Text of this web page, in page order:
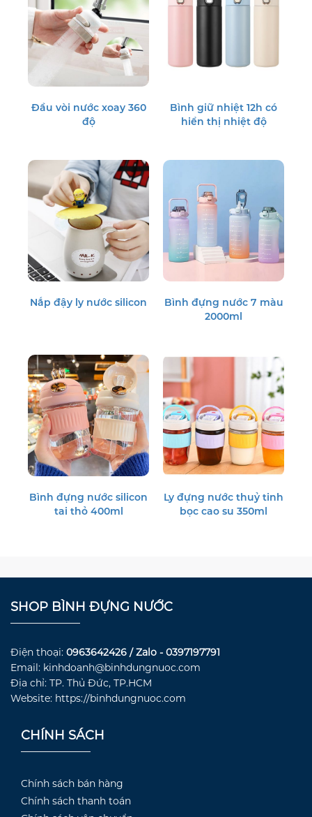
Đầu vòi nước xoay 360
độ
Bình giữ nhiệt 12h có
hiển thị nhiệt độ
Nắp đậy ly nước silicon
Bình đựng nước 7 màu
2000ml
Bình đựng nước silicon
tai thỏ 400ml
Ly đựng nước thuỷ tinh
bọc cao su 350ml
SHOP BÌNH ĐỰNG NƯỚC
Điện thoại: 0963642426 / Zalo - 0397197791
Email: kinhdoanh@binhdungnuoc.com
Địa chỉ: TP. Thủ Đức, TP.HCM
Website: https://binhdungnuoc.com
CHÍNH SÁCH
Chính sách bán hàng
Chính sách thanh toán